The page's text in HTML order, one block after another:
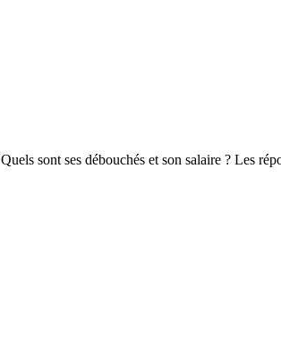
sont ses débouchés et son salaire ? Les